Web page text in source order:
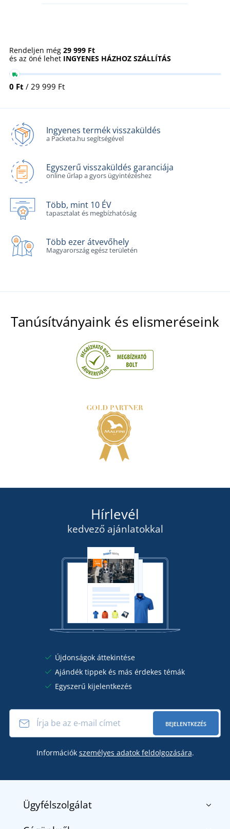
Rendeljen még 29 999 Ft
és az öné lehet INGYENES HÁZHOZ SZÁLLÍTÁS
0 Ft / 29 999 Ft
Ingyenes termék visszaküldés
a Packeta.hu segítségével
Egyszerű visszaküldés garanciája
online űrlap a gyors ügyintézéshez
Több, mint 10 ÉV
tapasztalat és megbízhatóság
Több ezer átvevőhely
Magyarország egész területén
Tanúsítványaink és elismeréseink
Hírlevél
kedvező ajánlatokkal
Újdonságok áttekintése
Ajándék tippek és más érdekes témák
Egyszerű kijelentkezés
BEJELENTKEZÉS
Információk személyes adatok feldolgozására.
Ügyfélszolgálat